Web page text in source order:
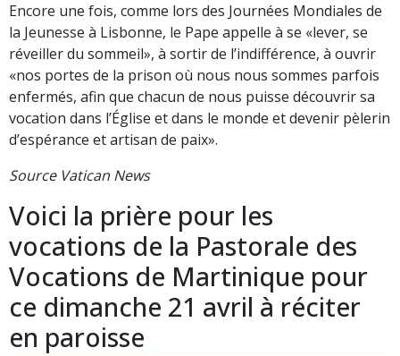
Encore une fois, comme lors des Journées Mondiales de
la Jeunesse à Lisbonne, le Pape appelle à se «lever, se
réveiller du sommeil», à sortir de l’indifférence, à ouvrir
«nos portes de la prison où nous nous sommes parfois
enfermés, afin que chacun de nous puisse découvrir sa
vocation dans l’Église et dans le monde et devenir pèlerin
d’espérance et artisan de paix».
Source Vatican News
Voici la prière pour les
vocations de la Pastorale des
Vocations de Martinique pour
ce dimanche 21 avril à réciter
en paroisse